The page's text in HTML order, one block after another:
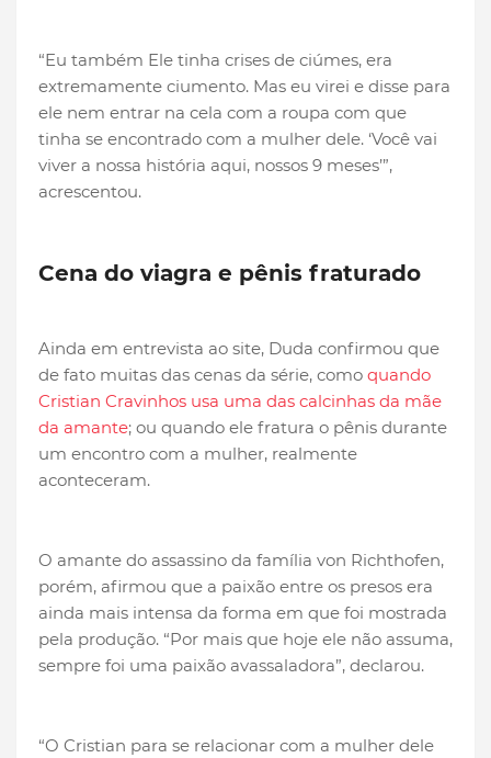
“Eu também Ele tinha crises de ciúmes, era
extremamente ciumento. Mas eu virei e disse para
ele nem entrar na cela com a roupa com que
tinha se encontrado com a mulher dele. ‘Você vai
viver a nossa história aqui, nossos 9 meses’”,
acrescentou.
Cena do viagra e pênis fraturado
Ainda em entrevista ao site, Duda confirmou que
de fato muitas das cenas da série, como quando
Cristian Cravinhos usa uma das calcinhas da mãe
da amante; ou quando ele fratura o pênis durante
um encontro com a mulher, realmente
aconteceram.
O amante do assassino da família von Richthofen,
porém, afirmou que a paixão entre os presos era
ainda mais intensa da forma em que foi mostrada
pela produção. “Por mais que hoje ele não assuma,
sempre foi uma paixão avassaladora”, declarou.
“O Cristian para se relacionar com a mulher dele